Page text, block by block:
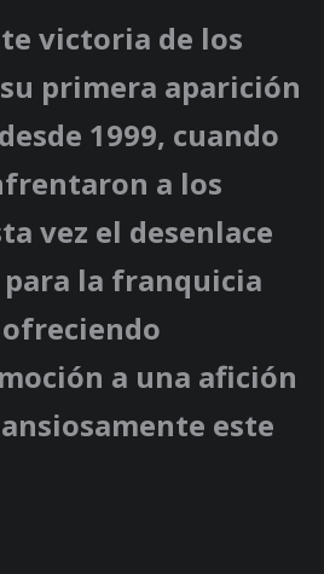
victoria de los
primera aparición
1999, cuando
a los
vez el desenlace
la franquicia
a una afición
este